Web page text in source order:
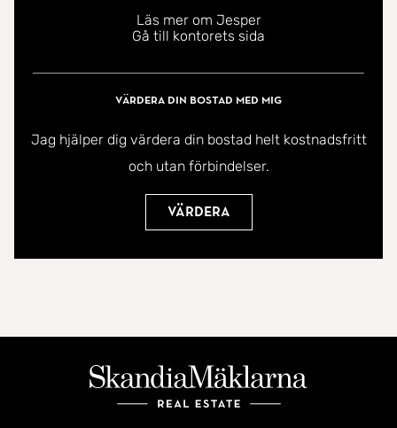
Läs mer om Jesper
Gå till kontorets sida
Värdera din bostad med mig
Jag hjälper dig värdera din bostad helt kostnadsfritt
och utan förbindelser.
Värdera